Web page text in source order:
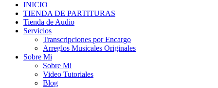
INICIO
TIENDA DE PARTITURAS
Tienda de Audio
Servicios
Transcripciones por Encargo
Arreglos Musicales Originales
Sobre Mi
Sobre Mi
Video Tutoriales
Blog